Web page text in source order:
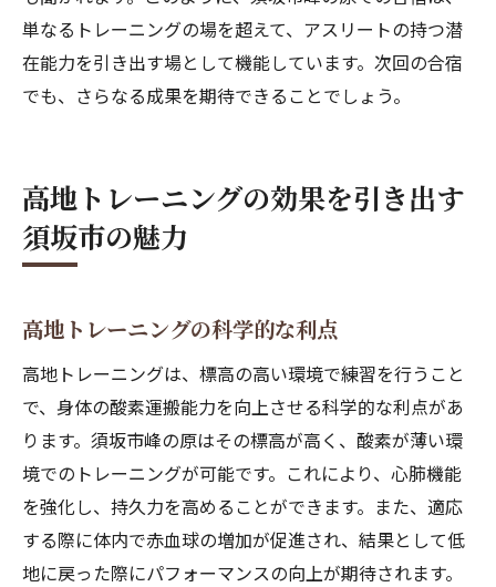
単なるトレーニングの場を超えて、アスリートの持つ潜
在能力を引き出す場として機能しています。次回の合宿
でも、さらなる成果を期待できることでしょう。
高地トレーニングの効果を引き出す
須坂市の魅力
高地トレーニングの科学的な利点
高地トレーニングは、標高の高い環境で練習を行うこと
で、身体の酸素運搬能力を向上させる科学的な利点があ
ります。須坂市峰の原はその標高が高く、酸素が薄い環
境でのトレーニングが可能です。これにより、心肺機能
を強化し、持久力を高めることができます。また、適応
する際に体内で赤血球の増加が促進され、結果として低
地に戻った際にパフォーマンスの向上が期待されます。